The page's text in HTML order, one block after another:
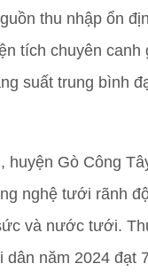
thu nhập ổn
tích chuyên canh
suất trung bình
huyện Gò Công
nghệ tưới rãnh
và nước tưới.
năm 2024 đạt